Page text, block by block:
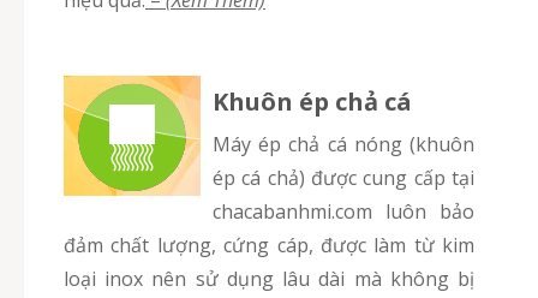
Khuôn ép chả cá
Máy ép chả cá nóng (khuôn
ép cá chả) được cung cấp tại
chacabanhmi.com luôn bảo
đảm chất lượng, cứng cáp, được làm từ kim
loại inox nên sử dụng lâu dài mà không bị